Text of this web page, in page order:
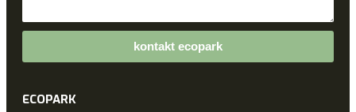
kontakt ecopark
ECOPARK